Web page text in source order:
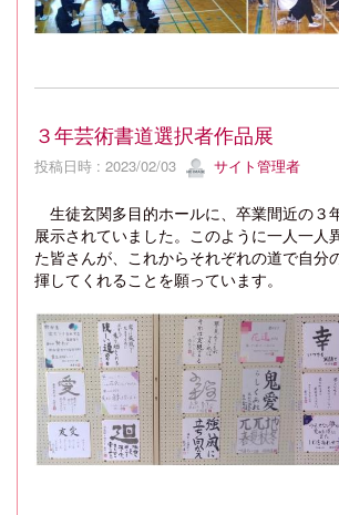
３年芸術書道選択者作品展
投稿日時 : 2023/02/03 サイト管理者
生徒玄関多目的ホールに、卒業間近の３
展示されていました。このように一人一人
た皆さんが、これからそれぞれの道で自分
揮してくれることを願っています。